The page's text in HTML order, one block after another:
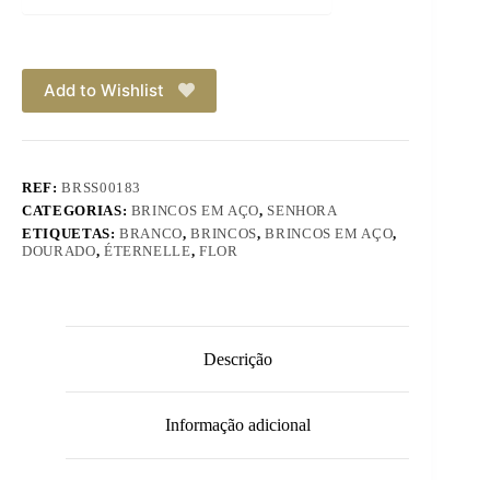
Add to Wishlist
REF:BRSS00183
CATEGORIAS: BRINCOS EM AÇO, SENHORA
ETIQUETAS:BRANCO,BRINCOS,BRINCOS EM AÇO,
DOURADO, ÉTERNELLE,FLOR
Descrição
Informação adicional